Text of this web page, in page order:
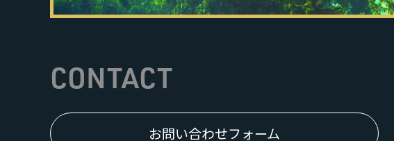
CONTACT
お問い合わせフォーム